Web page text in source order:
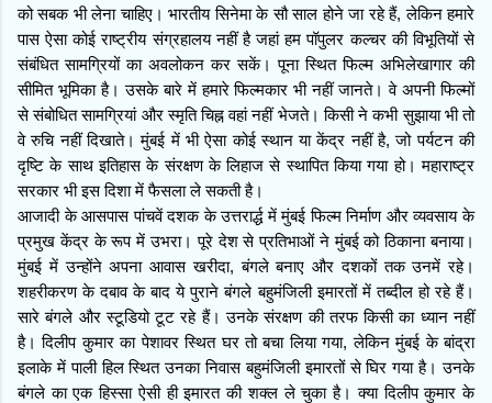
को सबक भी लेना चाहिए। भारतीय सिनेमा के सौ साल होने जा रहे हैं, लेकिन हमारे
पास ऐसा कोई राष्ट्रीय संग्रहालय नहीं है जहां हम पॉपुलर कल्चर की विभूतियों से
संबंधित सामग्रियों का अवलोकन कर सकें। पूना स्थित फिल्म अभिलेखागार की
सीमित भूमिका है। उसके बारे में हमारे फिल्मकार भी नहीं जानते। वे अपनी फिल्मों
से संबोधित सामग्रियां और स्मृति चिह्न वहां नहीं भेजते। किसी ने कभी सुझाया भी तो
वे रुचि नहीं दिखाते। मुंबई में भी ऐसा कोई स्थान या केंद्र नहीं है, जो पर्यटन की
दृष्टि के साथ इतिहास के संरक्षण के लिहाज से स्थापित किया गया हो। महाराष्ट्र
सरकार भी इस दिशा में फैसला ले सकती है।
आजादी के आसपास पांचवें दशक के उत्तरा‌र्द्ध में मुंबई फिल्म निर्माण और व्यवसाय के
प्रमुख केंद्र के रूप में उभरा। पूरे देश से प्रतिभाओं ने मुंबई को ठिकाना बनाया।
मुंबई में उन्होंने अपना आवास खरीदा, बंगले बनाए और दशकों तक उनमें रहे।
शहरीकरण के दबाव के बाद ये पुराने बंगले बहुमंजिली इमारतों में तब्दील हो रहे हैं।
सारे बंगले और स्टूडियो टूट रहे हैं। उनके संरक्षण की तरफ किसी का ध्यान नहीं
है। दिलीप कुमार का पेशावर स्थित घर तो बचा लिया गया, लेकिन मुंबई के बांद्रा
इलाके में पाली हिल स्थित उनका निवास बहुमंजिली इमारतों से घिर गया है। उनके
बंगले का एक हिस्सा ऐसी ही इमारत की शक्ल ले चुका है। क्या दिलीप कुमार के